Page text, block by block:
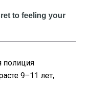
полиция
9–11 лет,